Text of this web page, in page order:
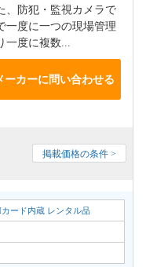
、防犯・監視カメラで
一度に一つの現場管理
度に複数...
ーカーに問い合わせる
掲載価格の条件 >
ード内蔵 レンタル品